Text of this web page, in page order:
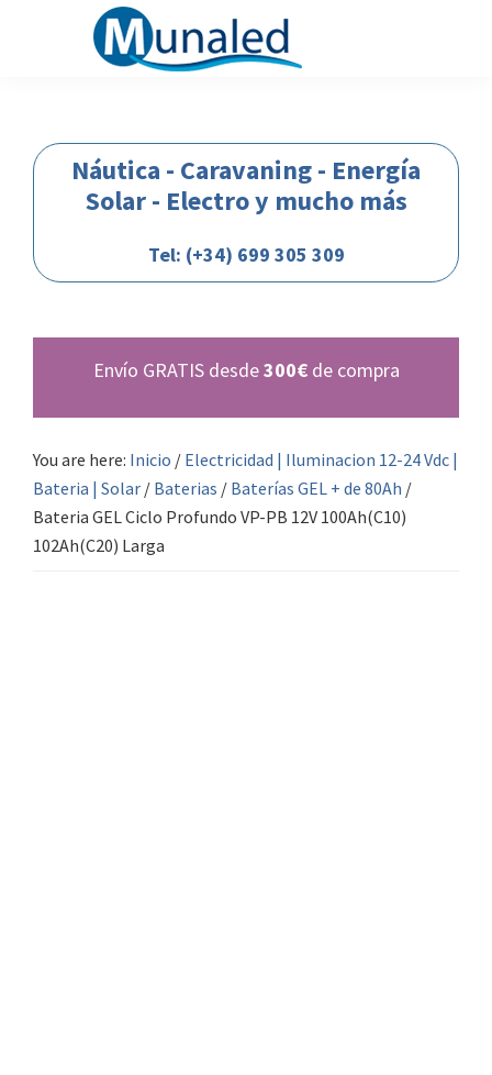
principal
lateral
principal
páginacamper-
autocaranas-
energia-
bateria-
iluminacion-
Náutica - Caravaning - Energía
Solar - Electro y mucho más
Tel: (+34) 699 305 309
Envío GRATIS desde300€de compra
You are here: Inicio / Electricidad | Iluminacion 12-24 Vdc |
Bateria | Solar / Baterias / Baterías GEL + de 80Ah /
Bateria GEL Ciclo Profundo VP-PB 12V 100Ah(C10)
102Ah(C20) Larga